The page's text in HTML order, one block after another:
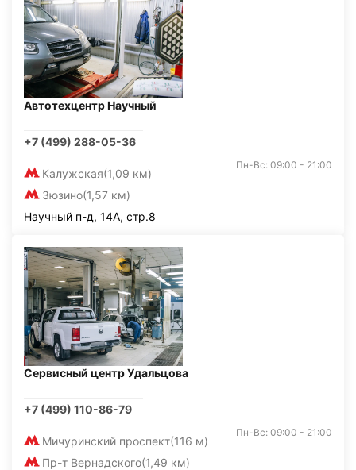
Автотехцентр Научный
+7 (499) 288-05-36
Калужская(1,09 км)
Зюзино(1,57 км)
Пн-Вс: 09:00 - 21:00
Научный п-д, 14А, стр.8
Сервисный центр Удальцова
+7 (499) 110-86-79
Мичуринский проспект(116 м)
Пр-т Вернадского(1,49 км)
Пн-Вс: 09:00 - 21:00